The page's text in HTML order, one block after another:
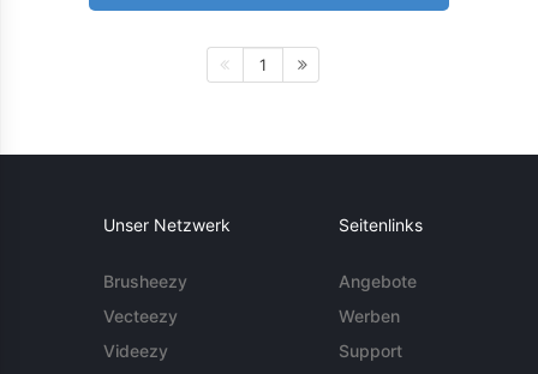
1
Unser Netzwerk
Brusheezy
Vecteezy
Videezy
Seitenlinks
Angebote
Werben
Support